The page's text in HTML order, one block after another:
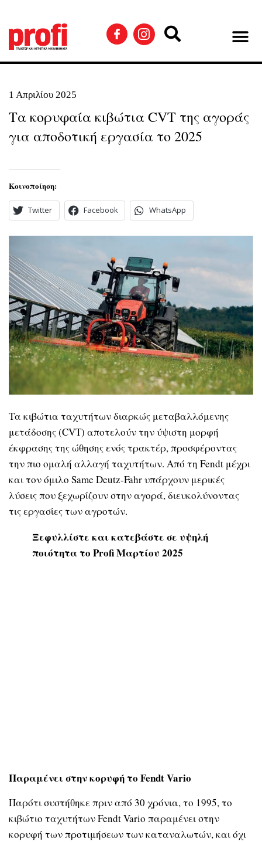
1 Απριλίου 2025
Τα κορυφαία κιβώτια CVT της αγοράς
για αποδοτική εργασία το 2025
Κοινοποίηση:
Twitter Facebook WhatsApp
Τα κιβώτια ταχυτήτων διαρκώς μεταβαλλόμενης
μετάδοσης (CVT) αποτελούν την ύψιστη μορφή
έκφρασης της ώθησης ενός τρακτέρ, προσφέροντας
την πιο ομαλή αλλαγή ταχυτήτων. Από τη Fendt μέχρι
και τον όμιλο Same Deutz-Fahrυπάρχουν μερικές
λύσεις που ξεχωρίζουν στην αγορά, διευκολύνοντας
τις εργασίες των αγροτών.
Ξεφυλλίστε και κατεβάστε σε υψηλή
ποιότητα το Profi Μαρτίου 2025
Παραμένει στην κορυφή το Fendt Vario
Παρότι συστήθηκε πριν από 30 χρόνια, το 1995, το
κιβώτιο ταχυτήτωνFendt Vario παραμένει στην
κορυφή των προτιμήσεων των καταναλωτών, και όχι